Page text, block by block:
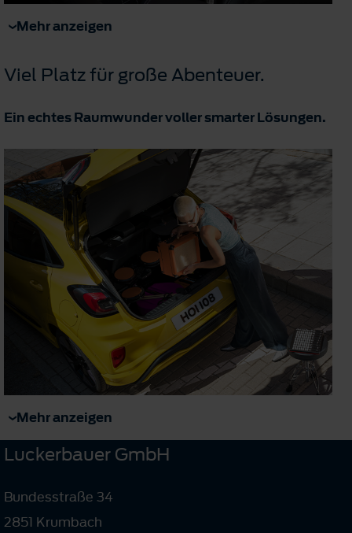
Mehr anzeigen
Viel Platz für große Abenteuer.
Ein echtes Raumwunder voller smarter Lösungen.
Mehr anzeigen
Luckerbauer GmbH
Bundesstraße 34
2851 Krumbach